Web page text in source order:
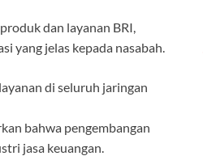
dan layanan BRI,
yang jelas kepada nasabah.
di seluruh jaringan
bahwa pengembangan
jasa keuangan.